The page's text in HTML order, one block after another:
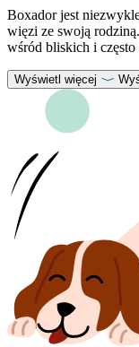
Boxador jest
więzi ze swoją
wśród bliskich i
Wyświetl więcej